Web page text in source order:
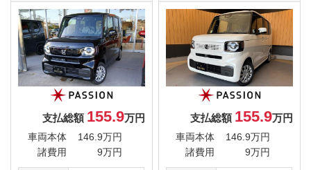
支払総額 155.9万円
車両本体
146.9万円
諸費用
9万円
支払総額 155.9万円
車両本体
146.9万円
諸費用
9万円